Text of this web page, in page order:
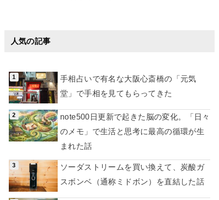
人気の記事
手相占いで有名な大阪心斎橋の「元気
堂」で手相を見てもらってきた
note500日更新で起きた脳の変化。「日々
のメモ」で生活と思考に最高の循環が生
まれた話
ソーダストリームを買い換えて、炭酸ガ
スボンベ（通称ミドボン）を直結した話